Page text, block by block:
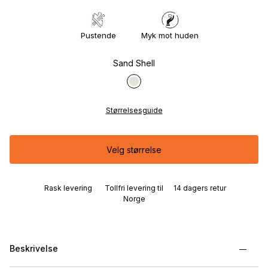
Pustende Myk mot huden
Sand Shell
Størrelsesguide
Velg størrelse
Rask levering
Tollfri levering til
Norge
14 dagers retur
Beskrivelse